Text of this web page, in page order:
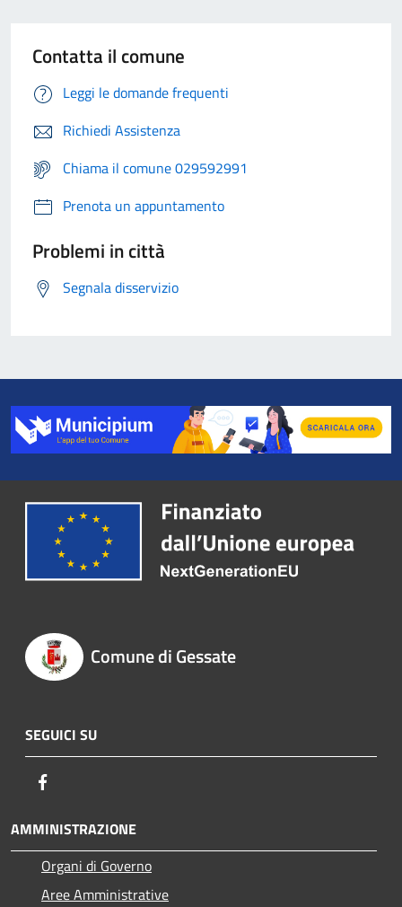
Contatta il comune
Leggi le domande frequenti
Richiedi Assistenza
Chiama il comune 029592991
Prenota un appuntamento
Problemi in città
Segnala disservizio
Comune di Gessate
SEGUICI SU
AMMINISTRAZIONE
Organi di Governo
Aree Amministrative